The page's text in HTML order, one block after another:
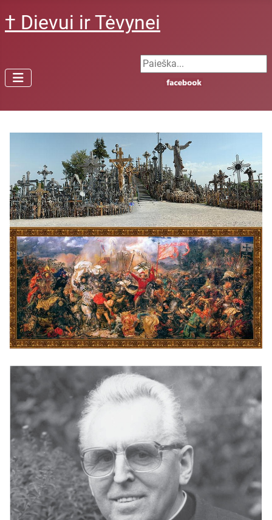
† Dievui ir Tėvynei
Search ...